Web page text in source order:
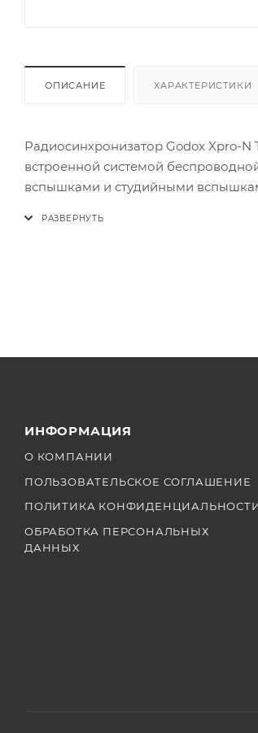
ОПИСАНИЕ ХАРАКТЕРИСТИКИ
Радиосинхронизатор Godox Xpro-
встроенной системой
вспышками и студийными
ИНФОРМАЦИЯ
О КОМПАНИИ
ПОЛЬЗОВАТЕЛЬСКОЕ СОГЛАШЕНИЕ
ПОЛИТИКА
ОБРАБОТКА ПЕРСОНАЛЬНЫХ
ДАННЫХ